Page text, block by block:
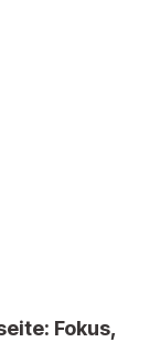
Fokus,